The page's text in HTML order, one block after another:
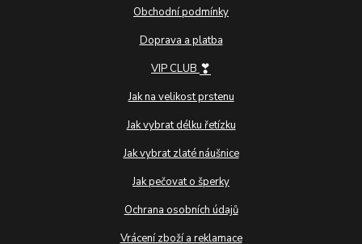
Obchodní podmínky
Doprava a platba
VIP CLUB ❣
Jak na velikost prstenu
Jak vybrat délku řetízku
Jak vybrat zlaté náušnice
Jak pečovat o šperky
Ochrana osobních údajů
Vrácení zboží a reklamace